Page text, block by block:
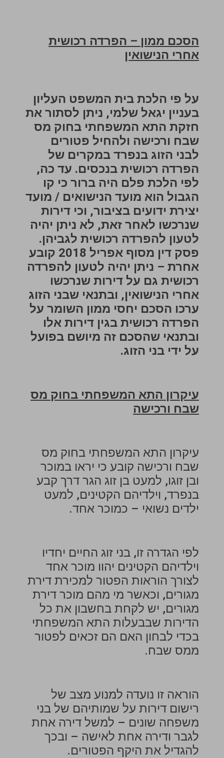
הסכם ממון – הפרדה רכושית
אחרי הנישואין
על פי הלכת בית המשפט העליון
בעניין יגאל שלמי, ניתן לסתור את
חזקת התא המשפחתי בחוק מס
שבח ורכישה ולהחיל פטורים
לבני הזוג בנפרד במקרים של
הפרדה רכושית בנכסים. עד כה,
לפי הלכת פלם היה ברור כי קו
הגבול הוא מועד הנישואים / מועד
יצירת ידועים בציבור, וכי דירות
שנרכשו לאחר זאת, לא ניתן יהיה
לטעון להפרדה רכושית לגביהן.
פסק דין מסוף אפריל 2018 קובע
אחרת – ניתן יהיה לטעון להפרדה
רכושית גם על דירות שנרכשו
אחרי הנישואין, ובתנאי שבני הזוג
ערכו הסכם יחסי ממון השומר על
הפרדה רכושית בגין דירות אלו
ובתנאי שהסכם זה מיושם בפועל
על ידי בני הזוג.
עיקרון התא המשפחתי בחוק מס
שבח ורכישה
עיקרון התא המשפחתי בחוק מס
שבח ורכישה קובע כי יראו במוכר
ובן זוגו, למעט בן זוג הגר דרך קבע
בנפרד, וילדיהם הקטינים, למעט
ילדים נשואי – כמוכר אחד.
לפי הגדרה זו, בני זוג החיים יחדיו
וילדיהם הקטינים יהוו מוכר אחד
לצורך הוראות הפטור למכירת דירת
מגורים, וכאשר מי מהם מוכר דירת
מגורים, יש לקחת בחשבון את כל
הדירות שבבעלות התא המשפחתי
בכדי לבחון האם הם זכאים לפטור
ממס שבח.
הוראה זו נועדה למנוע מצב של
רישום דירות על שמותיהם של בני
משפחה שונים – למשל דירה אחת
לגבר ודירה אחת לאישה – ובכך
להגדיל את היקף הפטורים.